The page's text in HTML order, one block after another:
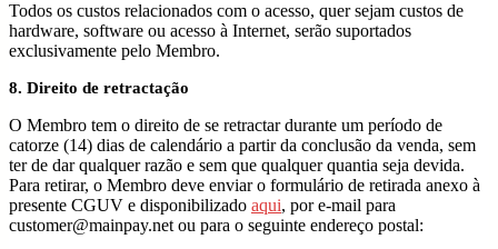
Todos os custos relacionados com o acesso, quer sejam custos de
hardware, software ou acesso à Internet, serão suportados
exclusivamente pelo Membro.
8. Direito de retractação
O Membro tem o direito de se retractar durante um período de
catorze (14) dias de calendário a partir da conclusão da venda, sem
ter de dar qualquer razão e sem que qualquer quantia seja devida.
Para retirar, o Membro deve enviar o formulário de retirada anexo à
presente CGUV e disponibilizado aqui, por e-mail para
customer@mainpay.net ou para o seguinte endereço postal: